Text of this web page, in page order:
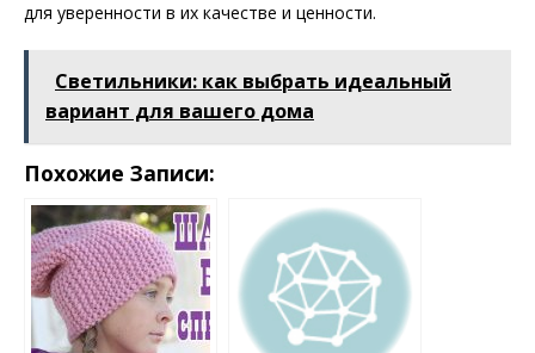
для уверенности в их качестве и ценности.
Светильники: как выбрать идеальный
вариант для вашего дома
Похожие Записи: